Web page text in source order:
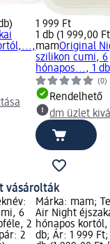
1 999 Ft
1 db (1 999,00
mamOriginal
szilikon cumi, 6
hónapos..., 1 db
(0)
Rendelhető
dm üzlet
vásárolták
6
2
2
Márka: mam;
Air Night
hónapos kortól,
db; Ár: 1 999 Ft;